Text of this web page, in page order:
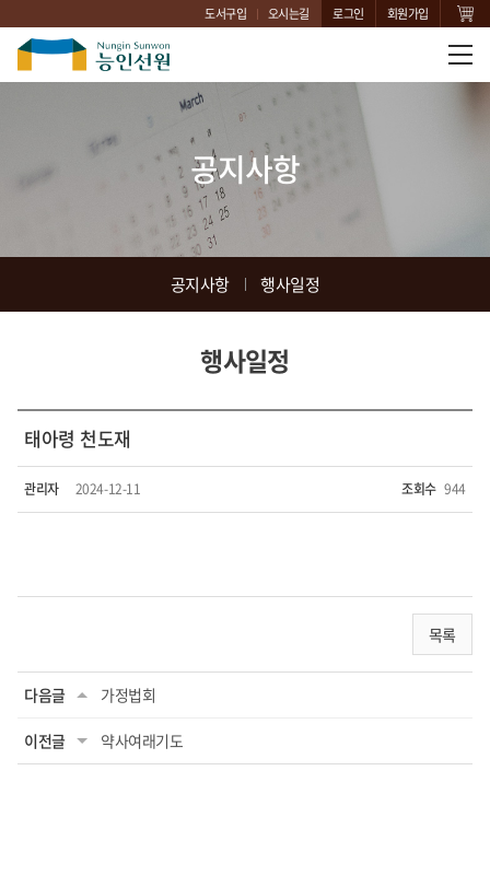
도서구입 오시는길 로그인 회원가입
공지사항
공지사항 행사일정
행사일정
태아령 천도재
관리자 2024-12-11 조회수 944
목록
다음글 가정법회
이전글 약사여래기도